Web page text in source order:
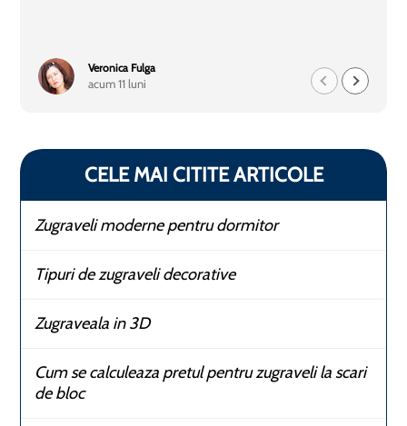
Veronica Fulga
acum 11 luni
CELE MAI CITITE ARTICOLE
Zugraveli moderne pentru dormitor
Tipuri de zugraveli decorative
Zugraveala in 3D
Cum se calculeaza pretul pentru zugraveli la scari
de bloc